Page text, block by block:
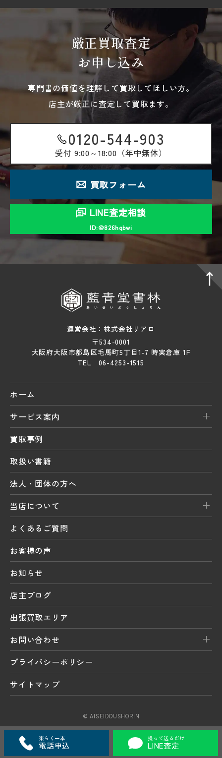
厳正買取査定
お申し込み
専門書の価値を理解して買取してほしい方。
店主が厳正に査定して買取ます。
0120-544-903
受付 9:00～18:00（年中無休）
買取フォーム
LINE査定相談
ID:＠826hqbwi
運営会社：株式会社リアロ
〒534-0001
大阪府大阪市都島区毛馬町5丁目1-7 時実倉庫 1F
TEL 06-4253-1515
ホーム
サービス案内
買取事例
取扱い書籍
法人・団体の方へ
当店について
よくあるご質問
お客様の声
お知らせ
店主ブログ
出張買取エリア
お問い合わせ
プライバシーポリシー
サイトマップ
© AISEIDOUSHORIN
楽らく一本
電話申込
撮って送るだけ
LINE査定